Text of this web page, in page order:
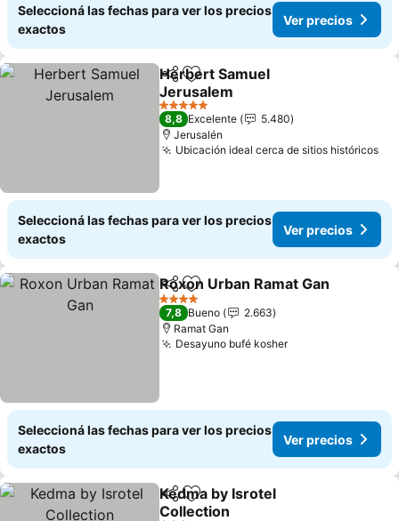
Seleccioná las fechas para ver los precios
exactos
Ver precios
CompartirAñadir a favoritos
Herbert Samuel
Jerusalem
5 Estrellas
8,8 Excelente
5.480
Jerusalén
Ubicación ideal cerca de sitios históricos
Seleccioná las fechas para ver los precios
exactos
Ver precios
CompartirAñadir a favoritos
Roxon Urban Ramat Gan
4 Estrellas
7,8 Bueno
2.663
Ramat Gan
Desayuno bufé kosher
Seleccioná las fechas para ver los precios
exactos
Ver precios
CompartirAñadir a favoritos
Kedma by Isrotel
Collection